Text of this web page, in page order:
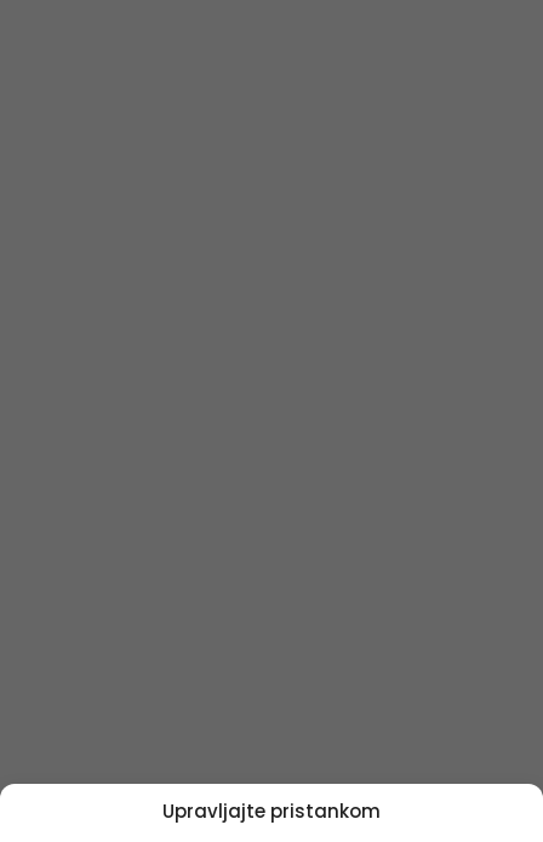
Upravljajte pristankom